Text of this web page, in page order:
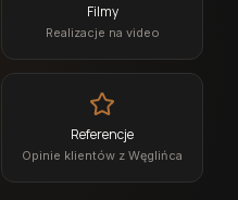
Filmy
Realizacje na video
Referencje
Opinie klientów z Węglińca